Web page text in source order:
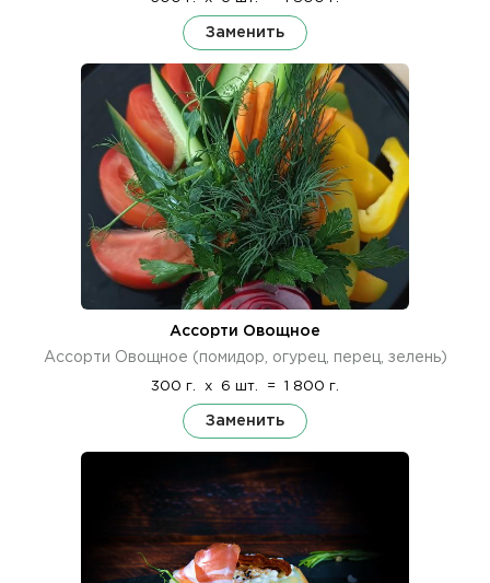
Заменить
Ассорти Овощное
Ассорти Овощное (помидор, огурец, перец, зелень)
300 г. x 6 шт. = 1 800 г.
Заменить